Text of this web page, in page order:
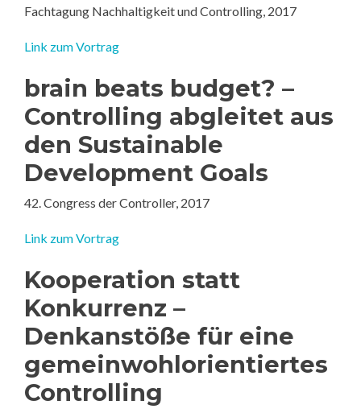
Fachtagung Nachhaltigkeit und Controlling, 2017
Link zum Vortrag
brain beats budget? –
Controlling abgleitet aus
den Sustainable
Development Goals
42. Congress der Controller, 2017
Link zum Vortrag
Kooperation statt
Konkurrenz –
Denkanstöße für eine
gemeinwohlorientiertes
Controlling